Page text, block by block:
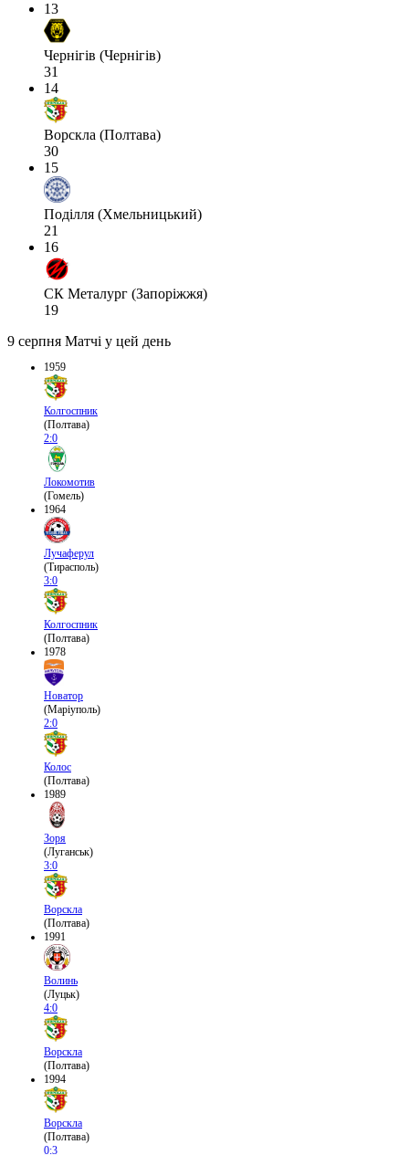
13
Чернігів (Чернігів)
31
14
Ворскла (Полтава)
30
15
Поділля (Хмельницький)
21
16
СК Металург (Запоріжжя)
19
9 серпня Матчі у цей день
1959
Колгоспник
(Полтава)
2:0
Локомотив
(Гомель)
1964
Лучаферул
(Тирасполь)
3:0
Колгоспник
(Полтава)
1978
Новатор
(Маріуполь)
2:0
Колос
(Полтава)
1989
Зоря
(Луганськ)
3:0
Ворскла
(Полтава)
1991
Волинь
(Луцьк)
4:0
Ворскла
(Полтава)
1994
Ворскла
(Полтава)
0:3